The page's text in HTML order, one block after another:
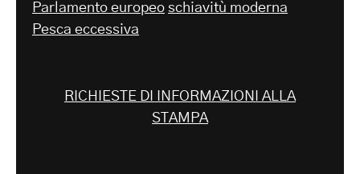
Parlamento europeo schiavitù moderna
Pesca eccessiva
RICHIESTE DI INFORMAZIONI ALLA
STAMPA